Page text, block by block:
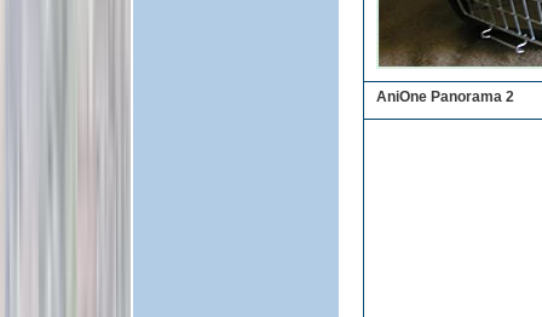
AniOne Panorama 2